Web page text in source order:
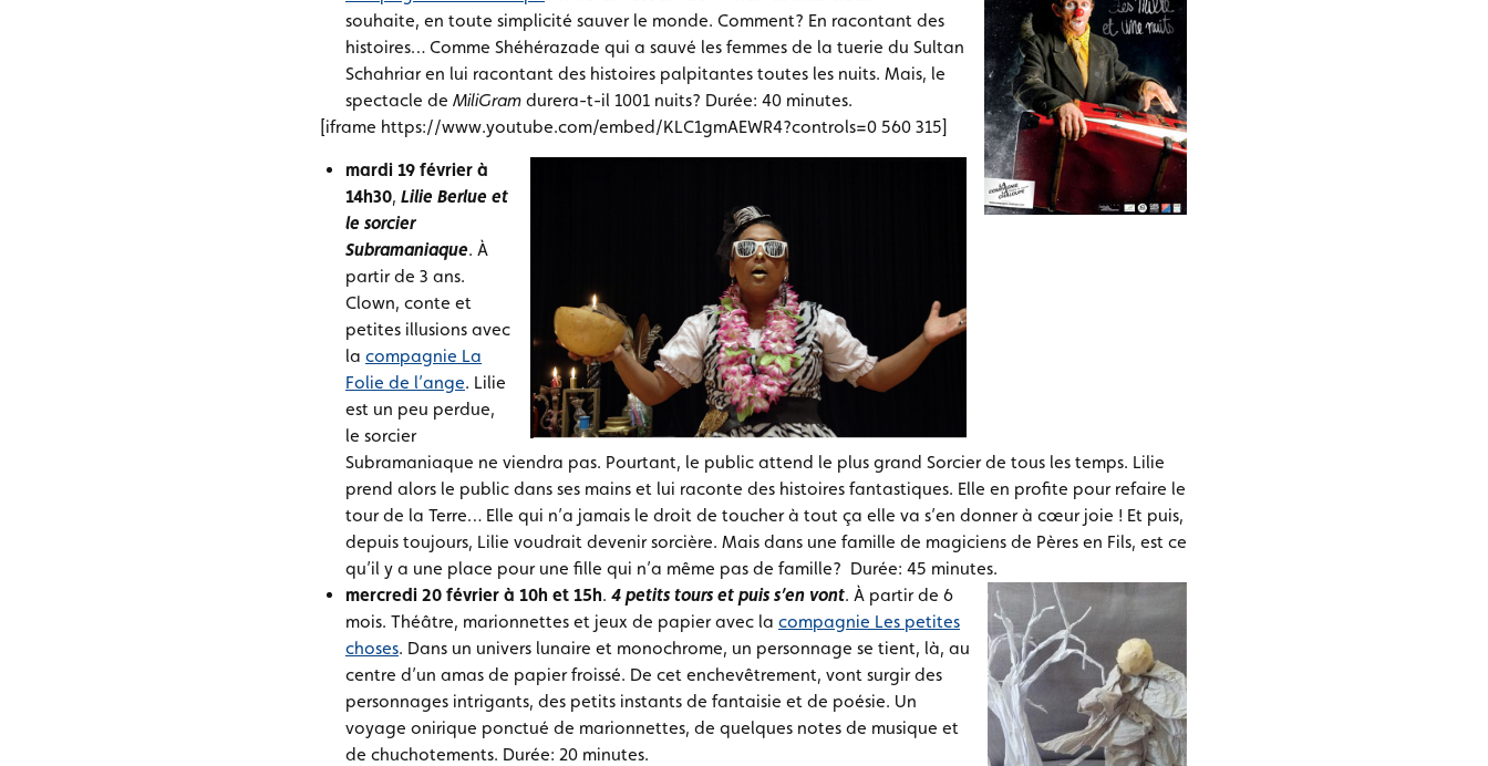
souhaite, en toute simplicité sauver le monde. Comment? En racontant des
histoires… Comme Shéhérazade qui a sauvé les femmes de la tuerie du Sultan
Schahriar en lui racontant des histoires palpitantes toutes les nuits. Mais, le
spectacle de MiliGram durera-t-il 1001 nuits? Durée: 40 minutes.
[iframe https://www.youtube.com/embed/KLC1gmAEWR4?controls=0 560 315]
mardi 19 février à
14h30, Lilie Berlue et
le sorcier
Subramaniaque. À
partir de 3 ans.
Clown, conte et
petites illusions avec
la compagnie La
Folie de l’ange. Lilie
est un peu perdue,
le sorcier
Subramaniaque ne viendra pas. Pourtant, le public attend le plus grand Sorcier de tous les temps. Lilie
prend alors le public dans ses mains et lui raconte des histoires fantastiques. Elle en profite pour refaire le
tour de la Terre… Elle qui n’a jamais le droit de toucher à tout ça elle va s’en donner à cœur joie ! Et puis,
depuis toujours, Lilie voudrait devenir sorcière. Mais dans une famille de magiciens de Pères en Fils, est ce
qu’il y a une place pour une fille qui n’a même pas de famille? Durée: 45 minutes.
mercredi 20 février à 10h et 15h. 4 petits tours et puis s’en vont. À partir de 6
mois. Théâtre, marionnettes et jeux de papier avec la compagnie Les petites
choses. Dans un univers lunaire et monochrome, un personnage se tient, là, au
centre d’un amas de papier froissé. De cet enchevêtrement, vont surgir des
personnages intrigants, des petits instants de fantaisie et de poésie. Un
voyage onirique ponctué de marionnettes, de quelques notes de musique et
de chuchotements. Durée: 20 minutes.